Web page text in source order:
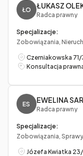
ŁO ŁUKASZ
Radca prawny
Specjalizacje:
Zobowiązania,
Czerniakowska
Konsultacja
ES EWELINA
Radca prawny
Specjalizacje:
Zobowiązania,
Józefa Kwiatka